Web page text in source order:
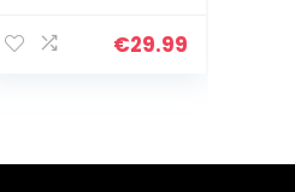
Hyaluron ohne
€29.99